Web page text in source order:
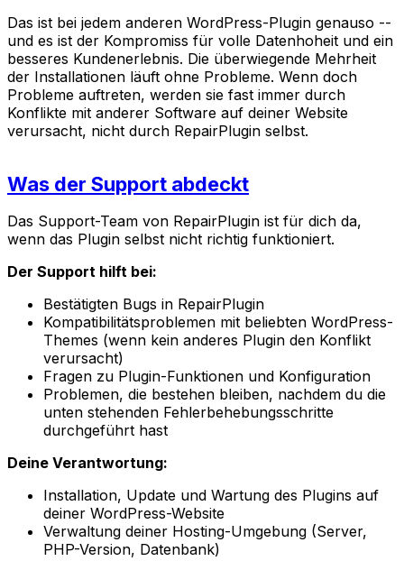
Das ist bei jedem anderen WordPress-Plugin genauso --
und es ist der Kompromiss für volle Datenhoheit und ein
besseres Kundenerlebnis. Die überwiegende Mehrheit
der Installationen läuft ohne Probleme. Wenn doch
Probleme auftreten, werden sie fast immer durch
Konflikte mit anderer Software auf deiner Website
verursacht, nicht durch RepairPlugin selbst.
Was der Support abdeckt
Das Support-Team von RepairPlugin ist für dich da,
wenn das Plugin selbst nicht richtig funktioniert.
Der Support hilft bei:
Bestätigten Bugs in RepairPlugin
Kompatibilitätsproblemen mit beliebten WordPress-
Themes (wenn kein anderes Plugin den Konflikt
verursacht)
Fragen zu Plugin-Funktionen und Konfiguration
Problemen, die bestehen bleiben, nachdem du die
unten stehenden Fehlerbehebungsschritte
durchgeführt hast
Deine Verantwortung:
Installation, Update und Wartung des Plugins auf
deiner WordPress-Website
Verwaltung deiner Hosting-Umgebung (Server,
PHP-Version, Datenbank)